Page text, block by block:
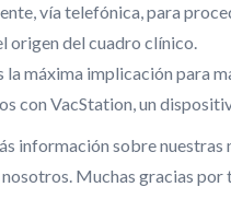
vía telefónica, para
origen del cuadro clínico.
la máxima implicación para
con VacStation, un
información sobre
Muchas gracias